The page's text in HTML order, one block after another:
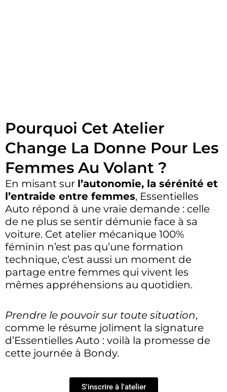
Pourquoi Cet Atelier
Change La Donne Pour Les
Femmes Au Volant ?
En misant sur l’autonomie, la sérénité et
l’entraide entre femmes, Essentielles
Auto répond à une vraie demande : celle
de ne plus se sentir démunie face à sa
voiture. Cet atelier mécanique 100%
féminin n’est pas qu’une formation
technique, c’est aussi un moment de
partage entre femmes qui vivent les
mêmes appréhensions au quotidien.
Prendre le pouvoir sur toute situation,
comme le résume joliment la signature
d’Essentielles Auto : voilà la promesse de
cette journée à Bondy.
S'inscrire à l'atelier